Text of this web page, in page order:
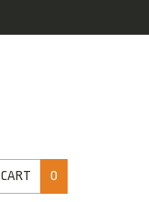
CART 0